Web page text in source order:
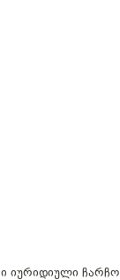
იურიდიული ჩარჩო.